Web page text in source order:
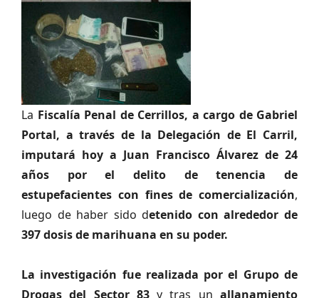
La Fiscalía Penal de Cerrillos, a cargo de Gabriel
Portal, a través de la Delegación de El Carril,
imputará hoy a Juan Francisco Álvarez de 24
años por el delito de tenencia de
estupefacientes con fines de comercialización,
luego de haber sido detenido con alrededor de
397 dosis de marihuana en su poder.
La investigación fue realizada por el Grupo de
Drogas del Sector 83y tras unallanamiento